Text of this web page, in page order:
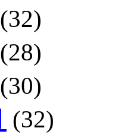
(32)
(28)
(30)
(32)